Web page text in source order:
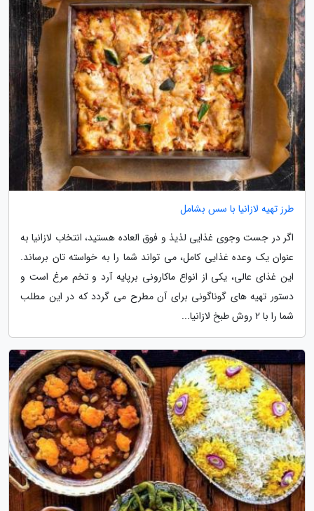
طرز تهیه لازانیا با سس بشامل
اگر در جست وجوی غذایی لذیذ و فوق العاده هستید، انتخاب لازانیا به
عنوان یک وعده غذایی کامل، می تواند شما را به خواسته تان برساند.
این غذای عالی، یکی از انواع ماکارونی برپایه آرد و تخم مرغ است و
دستور تهیه های گوناگونی برای آن مطرح می گردد که در این مطلب
شما را با 2 روش طبخ لازانیا...